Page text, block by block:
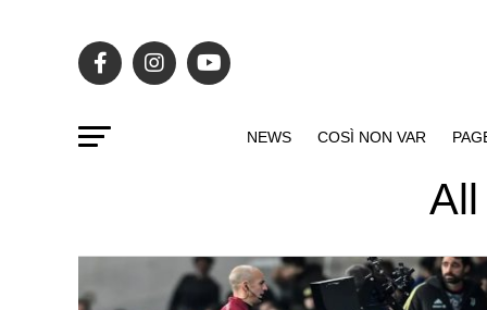
NEWS COSÌ NON VAR
All